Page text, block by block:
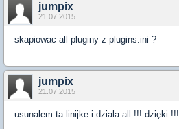
jumpix
21.07.2015
skapiowac all pluginy z plugins.ini ?
jumpix
21.07.2015
usunalem ta linijke i dziala all !!! dzięki !!!